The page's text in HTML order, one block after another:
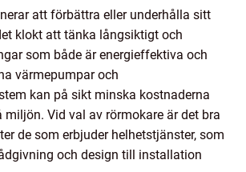
att förbättra eller underhålla sitt
klokt att tänka långsiktigt och
som både är energieffektiva och
värmepumpar och
kan på sikt minska kostnaderna
miljön. Vid val av rörmokare är det bra
de som erbjuder helhetstjänster, som
och design till installation